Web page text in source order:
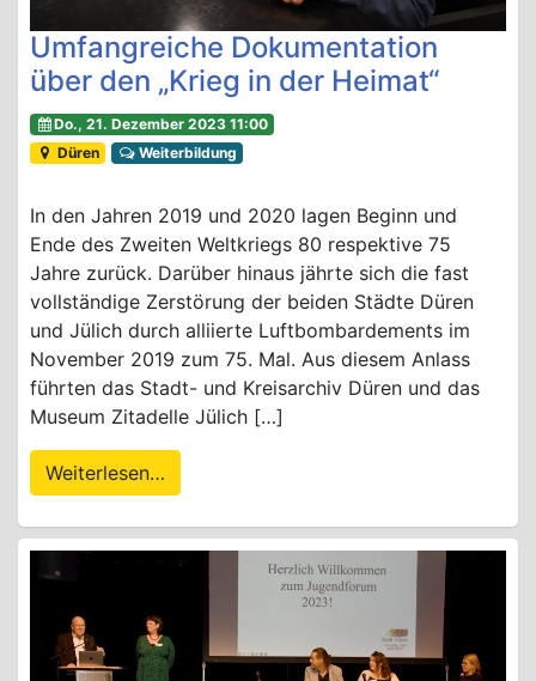
Umfangreiche Dokumentation
über den „Krieg in der Heimat“
Do., 21. Dezember 2023 11:00
Düren
Weiterbildung
In den Jahren 2019 und 2020 lagen Beginn und
Ende des Zweiten Weltkriegs 80 respektive 75
Jahre zurück. Darüber hinaus jährte sich die fast
vollständige Zerstörung der beiden Städte Düren
und Jülich durch alliierte Luftbombardements im
November 2019 zum 75. Mal. Aus diesem Anlass
führten das Stadt- und Kreisarchiv Düren und das
Museum Zitadelle Jülich […]
Weiterlesen…